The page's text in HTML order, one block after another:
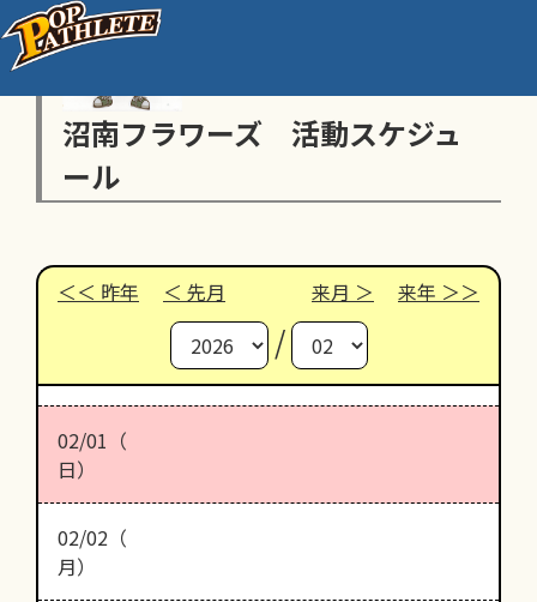
沼南フラワーズ 活動スケジュ
ール
昨年 先月 来月 来年
/
02/01（
日）
02/02（
月）